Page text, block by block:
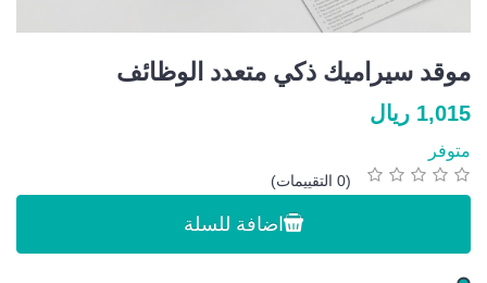
موقد سيراميك ذكي متعدد الوظائف
1,015 ريال
متوفر
(0 التقييمات)
اضافة للسلة